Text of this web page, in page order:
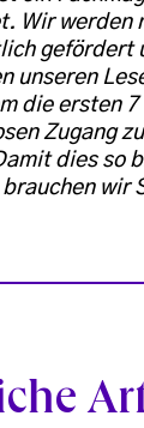
Wir werden
gefördert
unseren
die ersten 7
Zugang
dies so
wir